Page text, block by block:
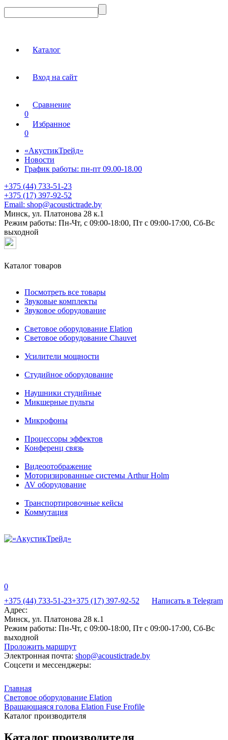
Каталог
Вход на сайт
Сравнение
0
Избранное
0
«АкустикТрейд»
Новости
График работы: пн-пт 09.00-18.00
+375 (44) 733-51-23
+375 (17) 397-92-52
Email: shop@acoustictrade.by
Минск, ул. Платонова 28 к.1
Режим работы: Пн-Чт, с 09:00-18:00, Пт с 09:00-17:00, Сб-Вс
выходной
Каталог товаров
Посмотреть все товары
Звуковые комплекты
Звуковое оборудование
Световое оборудование Elation
Cветовое оборудование Chauvet
Усилители мощности
Студийное оборудование
Наушники студийные
Микшерные пульты
Микрофоны
Процессоры эффектов
Конференц связь
Видеоотображение
Моторизированные системы Arthur Holm
AV оборудование
Транспортировочные кейсы
Коммутация
0
+375 (44) 733-51-23+375 (17) 397-92-52
Написать в Telegram
Адрес:
Минск, ул. Платонова 28 к.1
Режим работы: Пн-Чт, с 09:00-18:00, Пт с 09:00-17:00, Сб-Вс
выходной
Проложить маршрут
Электронная почта: shop@acoustictrade.by
Соцсети и мессенджеры:
Главная
Световое оборудование Elation
Вращающаяся голова Elation Fuse Frofile
Каталог производителя